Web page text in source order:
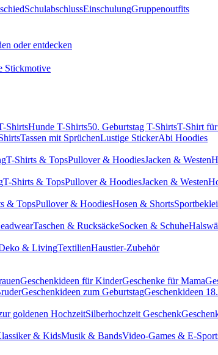
SchulabschlussEinschulungGruppenoutfits
oder entdecken
Stickmotive
ShirtsHunde T-Shirts50. Geburtstag T-ShirtsT-Shirt
Tassen mit SprüchenLustige StickerAbi Hoodies
T-Shirts & TopsPullover & HoodiesJacken & Westen
T-Shirts & TopsPullover & HoodiesJacken & Westen
& TopsPullover & HoodiesHosen & Shorts
Taschen & RucksäckeSocken & Schuhe
& LivingTextilienHaustier-Zubehör
Geschenkideen für KinderGeschenke für Mama
Geschenkideen zum GeburtstagGeschenkideen
goldenen HochzeitSilberhochzeit Geschenk
& KidsMusik & BandsVideo-Games & E-